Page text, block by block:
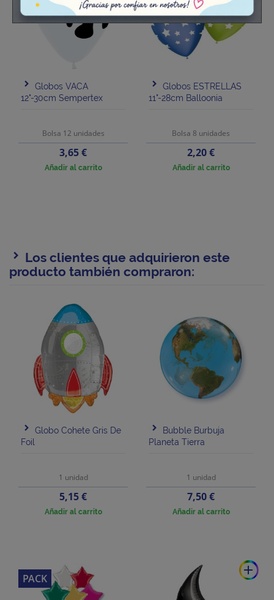
Globos VACA
12"-30cm Sempertex
Bolsa 12 unidades
Precio
3,65 €
Añadir al carrito
Globos ESTRELLAS
11"-28cm Balloonia
Bolsa 8 unidades
Precio
2,20 €
Añadir al carrito
Los clientes que adquirieron este
producto también compraron:
Globo Cohete Gris De
Foil
1 unidad
Precio
5,15 €
Añadir al carrito
Bubble Burbuja
Planeta Tierra
1 unidad
Precio
7,50 €
Añadir al carrito
PACK
add